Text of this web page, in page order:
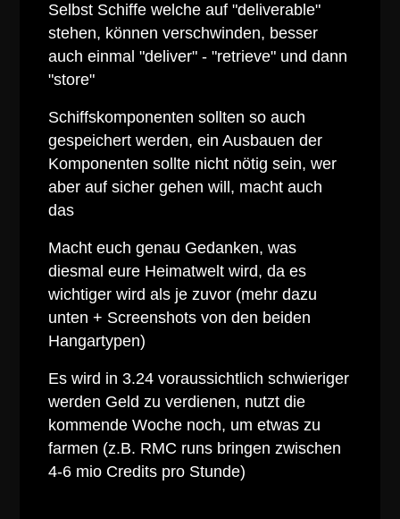
Selbst Schiffe welche auf "deliverable"
stehen, können verschwinden, besser
auch einmal "deliver" - "retrieve" und dann
"store"
Schiffskomponenten sollten so auch
gespeichert werden, ein Ausbauen der
Komponenten sollte nicht nötig sein, wer
aber auf sicher gehen will, macht auch
das
Macht euch genau Gedanken, was
diesmal eure Heimatwelt wird, da es
wichtiger wird als je zuvor (mehr dazu
unten + Screenshots von den beiden
Hangartypen)
Es wird in 3.24 voraussichtlich schwieriger
werden Geld zu verdienen, nutzt die
kommende Woche noch, um etwas zu
farmen (z.B. RMC runs bringen zwischen
4-6 mio Credits pro Stunde)